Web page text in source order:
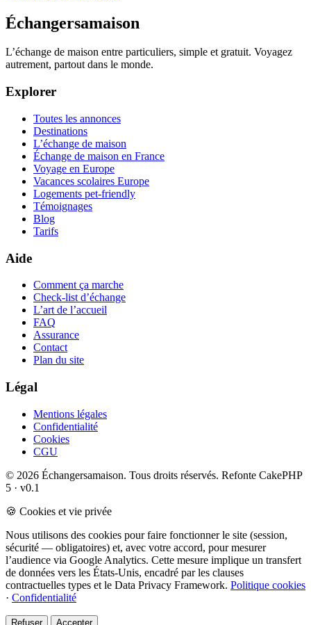
Échangersamaison
L’échange de maison entre particuliers, simple et gratuit. Voyagez
autrement, partout dans le monde.
Explorer
Toutes les annonces
Destinations
L’échange de maison
Échange de maison en France
Voyage en Europe
Vacances scolaires Europe
Logements pet-friendly
Témoignages
Blog
Tarifs
Aide
Comment ça marche
Check-list d’échange
L’art de l’accueil
FAQ
Assurance
Contact
Plan du site
Légal
Mentions légales
Confidentialité
Cookies
CGU
© 2026 Échangersamaison. Tous droits réservés. Refonte CakePHP
5 · v0.1
🍪 Cookies et vie privée
Nous utilisons des cookies pour faire fonctionner le site (session,
sécurité — obligatoires) et, avec votre accord, pour mesurer
l’audience via Google Analytics. Cette mesure implique un transfert
de données vers les États-Unis, encadré par les clauses
contractuelles types et le Data Privacy Framework. Politique cookies
· Confidentialité
Refuser Accepter